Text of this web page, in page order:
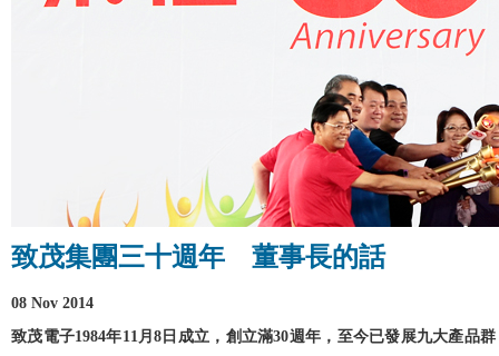
致茂集團三十週年 董事長的話
08 Nov 2014
致茂電子1984年11月8日成立，創立滿30週年，至今已發展九大產品